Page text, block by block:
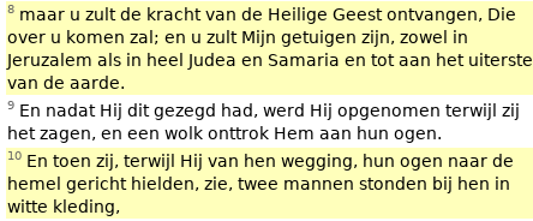
8 maar u zult de kracht van de Heilige Geest ontvangen, Die
over u komen zal; en u zult Mijn getuigen zijn, zowel in
Jeruzalem als in heel Judea en Samaria en tot aan het uiterste
van de aarde.
9 En nadat Hij dit gezegd had, werd Hij opgenomen terwijl zij
het zagen, en een wolk onttrok Hem aan hun ogen.
10 En toen zij, terwijl Hij van hen wegging, hun ogen naar de
hemel gericht hielden, zie, twee mannen stonden bij hen in
witte kleding,